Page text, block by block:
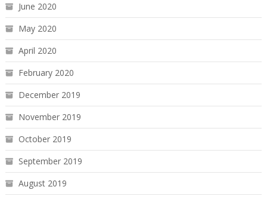
June 2020
May 2020
April 2020
February 2020
December 2019
November 2019
October 2019
September 2019
August 2019